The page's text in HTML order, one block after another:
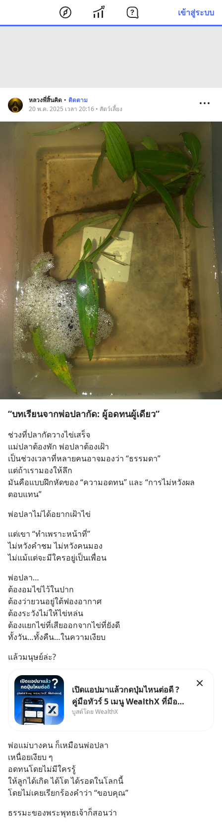
เข้าสู่ระบบ
หลวงพี่สิ้นคิด • ติดตาม
20 พ.ค. 2025 เวลา 20:16 • สัตว์เลี้ยง
“บทเรียนจากพ่อปลากัด: ผู้อดทนผู้เดียว”
ช่วงที่ปลากัดวางไข่เสร็จ
แม่ปลาต้องพัก พ่อปลาต้องเฝ้า
เป็นช่วงเวลาที่หลายคนอาจมองว่า “ธรรมดา”
แต่ถ้าเรามองให้ลึก
มันคือแบบฝึกหัดของ “ความอดทน” และ “การไม่หวังผล
ตอบแทน”
พ่อปลาไม่ได้อยากเฝ้าไข่
แต่เขา “ทำเพราะหน้าที่”
ไม่หวังคำชม ไม่หวังคนมอง
ไม่แม้แต่จะมีใครอยู่เป็นเพื่อน
พ่อปลา…
ต้องอมไข่ไว้ในปาก
ต้องว่ายวนอยู่ใต้ฟองอากาศ
ต้องระวังไม่ให้ไข่หล่น
ต้องแยกไข่ที่เสียออกจากไข่ที่ยังดี
ทั้งวัน…ทั้งคืน…ในความเงียบ
แล้วมนุษย์ล่ะ?
เปิดแอปมาแล้วกดปุ่มไหนต่อดี ?
คู่มือทัวร์ 5 เมนู WealthX ที่มือ
ใหม่ควรรู้ สำหรับใครที่เพิ่งโหลด
WealthX จะขอพาไปทัวร์ 5 เมนู
บูสต์โดย WealthX
พ่อแม่บางคน ก็เหมือนพ่อปลา
เหนื่อยเงียบ ๆ
อดทนโดยไม่มีใครรู้
ให้ลูกได้เกิด ได้โต ได้รอดในโลกนี้
โดยไม่เคยเรียกร้องคำว่า “ขอบคุณ”
ธรรมะของพระพุทธเจ้าก็สอนว่า